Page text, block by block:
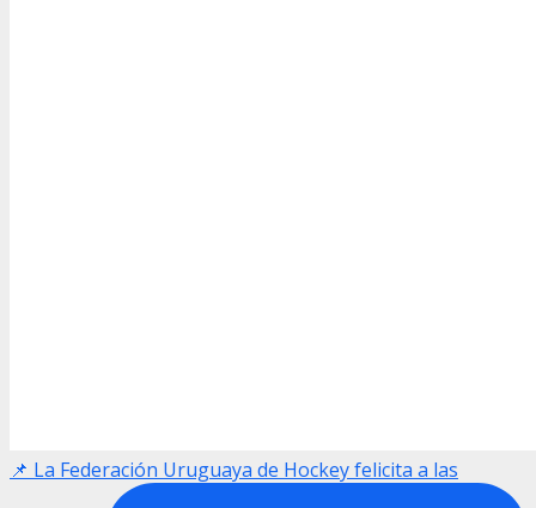
📌 La Federación Uruguaya de Hockey felicita a las